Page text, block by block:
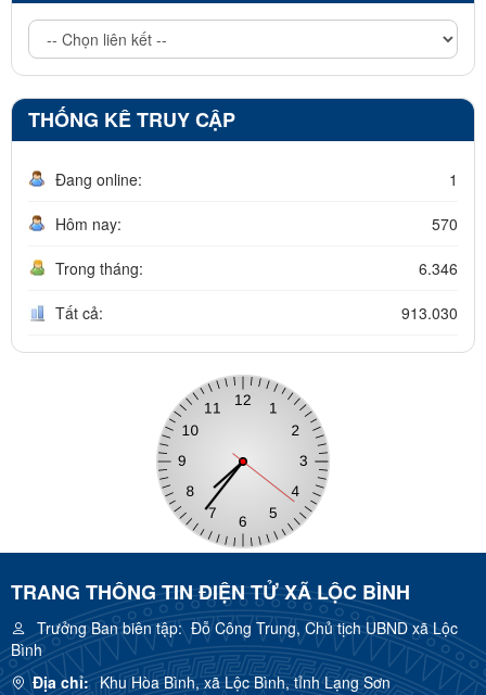
THỐNG KÊ TRUY CẬP
Đang online: 1
Hôm nay: 570
Trong tháng: 6.346
Tất cả: 913.030
TRANG THÔNG TIN ĐIỆN TỬ XÃ LỘC BÌNH
Trưởng Ban biên tập:Đỗ Công Trung, Chủ tịch UBND xã Lộc
Bình
Địa chỉ: Khu Hòa Bình, xã Lộc Bình, tỉnh Lạng Sơn